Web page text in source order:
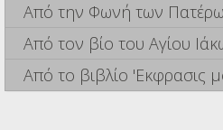
Από την Φωνή των
Από τον βίο του Αγίου
Από το βιβλίο 'Εκφρασις